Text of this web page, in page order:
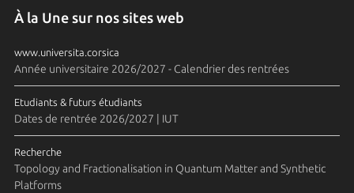
À la Une sur nos sites web
www.universita.corsica
Année universitaire 2026/2027 - Calendrier des rentrées
Etudiants & futurs étudiants
Dates de rentrée 2026/2027 | IUT
Recherche
Topology and Fractionalisation in Quantum Matter and Synthetic
Platforms